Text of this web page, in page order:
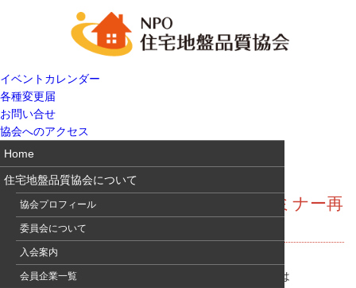
イベントカレンダー
各種変更届
お問い合せ
協会へのアクセス
Home
住宅地盤品質協会について
協会プロフィール
委員会について
入会案内
会員企業一覧
地盤通信285 技術講習会＆更新セミナー再
案内
住宅地盤セミナー（資格の更新セミナー）の申込締切は